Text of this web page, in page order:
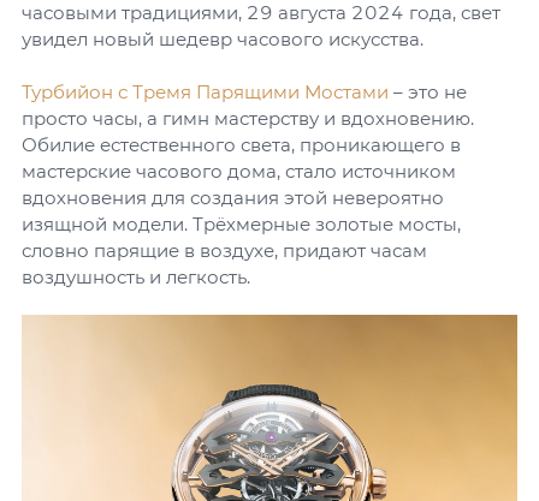
часовыми традициями, 29 августа 2024 года, свет
увидел новый шедевр часового искусства.
Турбийон с Тремя Парящими Мостами – это не
просто часы, а гимн мастерству и вдохновению.
Обилие естественного света, проникающего в
мастерские часового дома, стало источником
вдохновения для создания этой невероятно
изящной модели. Трёхмерные золотые мосты,
словно парящие в воздухе, придают часам
воздушность и легкость.